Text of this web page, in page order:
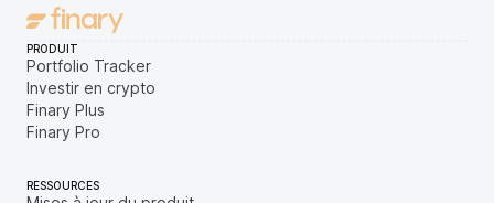
PRODUIT
Portfolio Tracker
Investir en crypto
Finary Plus
Finary Pro
RESSOURCES